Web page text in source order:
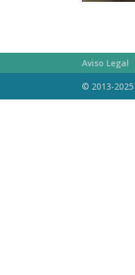
Aviso Legal
© 2013-2025